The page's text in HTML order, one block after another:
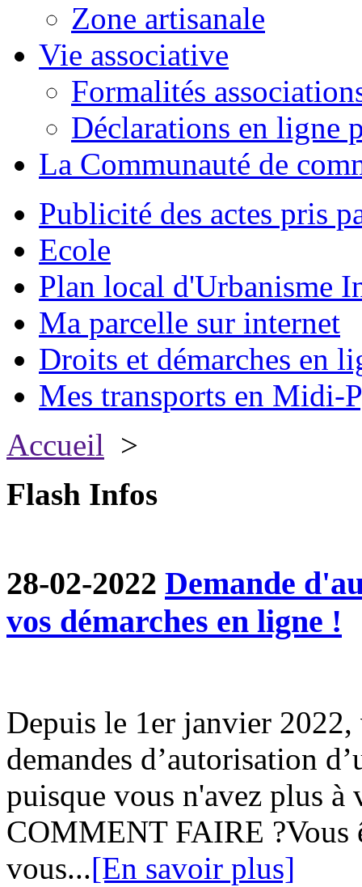
Zone artisanale
Vie associative
Formalités
Déclarations en ligne
La Communauté de
Publicité des actes pris
Ecole
Plan local d'Urbanisme
Ma parcelle sur internet
Droits et démarches en
Mes transports en Midi-
Accueil >
Flash Infos
28-02-2022 Demande
vos démarches en ligne !
Depuis le 1er janvier
demandes d’autorisation
puisque vous n'avez plus à
COMMENT FAIRE ?Vous
vous...[En savoir plus]